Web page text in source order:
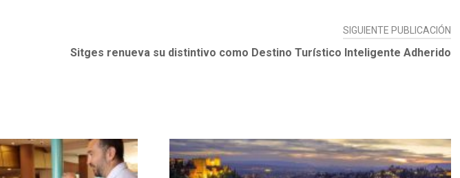
SIGUIENTE PUBLICACIÓN
Sitges renueva su distintivo como Destino Turístico Inteligente Adherido